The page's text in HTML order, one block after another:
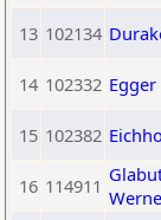
13 102134
14 102332
15 102382
16 114911